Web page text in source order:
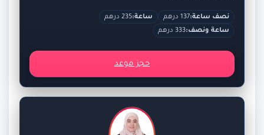
نصف ساعة:137 درهم ساعة:235 درهم
ساعة ونصف:333 درهم
حجز موعد